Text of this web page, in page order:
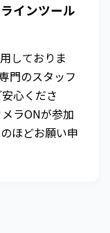
インツール
しておりま
門のスタッフ
心くださ
ラONが参加
ほどお願い申